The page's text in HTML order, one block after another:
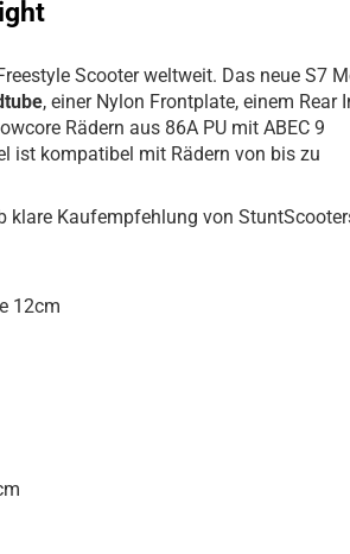
Scooter weltweit. Das neue S7
, einer Nylon Frontplate, einem Rear
Rädern aus 86A PU mit ABEC 9
ist kompatibel mit Rädern von bis zu
klare Kaufempfehlung von
12cm